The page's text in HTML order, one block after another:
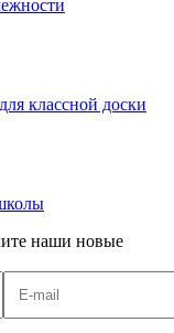
классной доски
наши новые